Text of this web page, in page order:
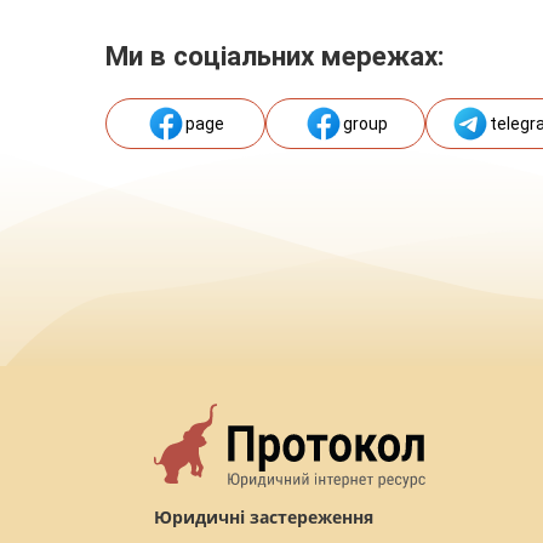
Ми в соціальних мережах:
page group
Юридичні застереження